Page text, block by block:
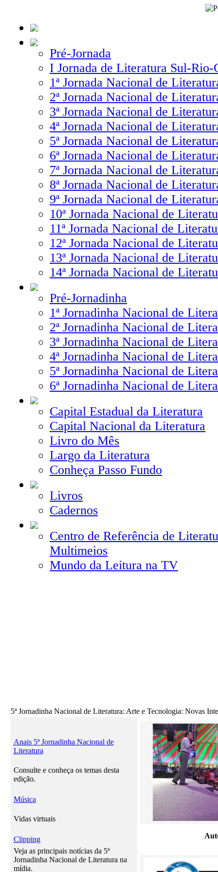
Pré-Jornada
I Jornada de Literatura Sul-Rio-
1ª Jornada Nacional de
2ª Jornada Nacional de
3ª Jornada Nacional de
4ª Jornada Nacional de
5ª Jornada Nacional de
6ª Jornada Nacional de
7ª Jornada Nacional de
8ª Jornada Nacional de
9ª Jornada Nacional de
10ª Jornada Nacional de
11ª Jornada Nacional de
12ª Jornada Nacional de
13ª Jornada Nacional de
14ª Jornada Nacional de
Pré-Jornadinha
1ª Jornadinha Nacional de
2ª Jornadinha Nacional de
3ª Jornadinha Nacional de
4ª Jornadinha Nacional de
5ª Jornadinha Nacional de
6ª Jornadinha Nacional de
Capital Estadual da Literatura
Capital Nacional da Literatura
Livro do Mês
Largo da Literatura
Conheça Passo Fundo
Livros
Cadernos
Centro de Referência de
Multimeios
Mundo da Leitura na TV
5ª Jornadinha Nacional de Literatura: Arte e Tecnologia: Novas
Anais 5ª Jornadinha Nacional de
Literatura
Consulte e conheça os temas desta
edição.
Música
Vidas virtuais
Clipping
Veja as principais notícias da 5ª
Jornadinha Nacional de Literatura na
mídia.